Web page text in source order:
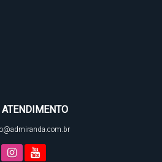
ATENDIMENTO